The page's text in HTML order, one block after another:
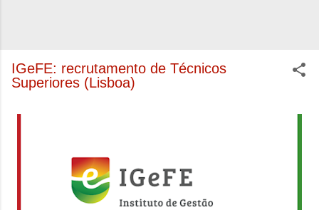
IGeFE: recrutamento de Técnicos
Superiores (Lisboa)